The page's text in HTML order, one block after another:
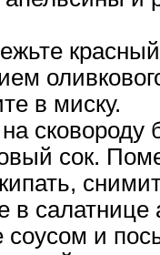
в миску.
сок.
салатнице
соусом и